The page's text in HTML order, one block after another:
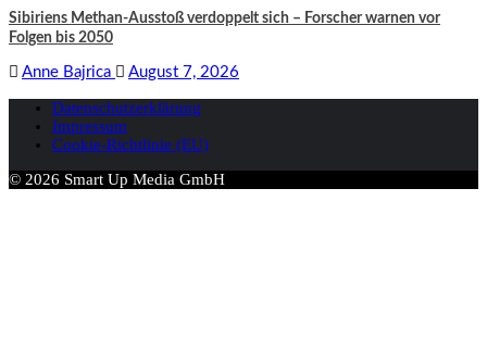
Sibiriens Methan-Ausstoß verdoppelt sich – Forscher warnen vor
Folgen bis 2050
Anne Bajrica August 7, 2026
Datenschutzerklärung
Impressum
Cookie-Richtlinie (EU)
© 2026 Smart Up Media GmbH